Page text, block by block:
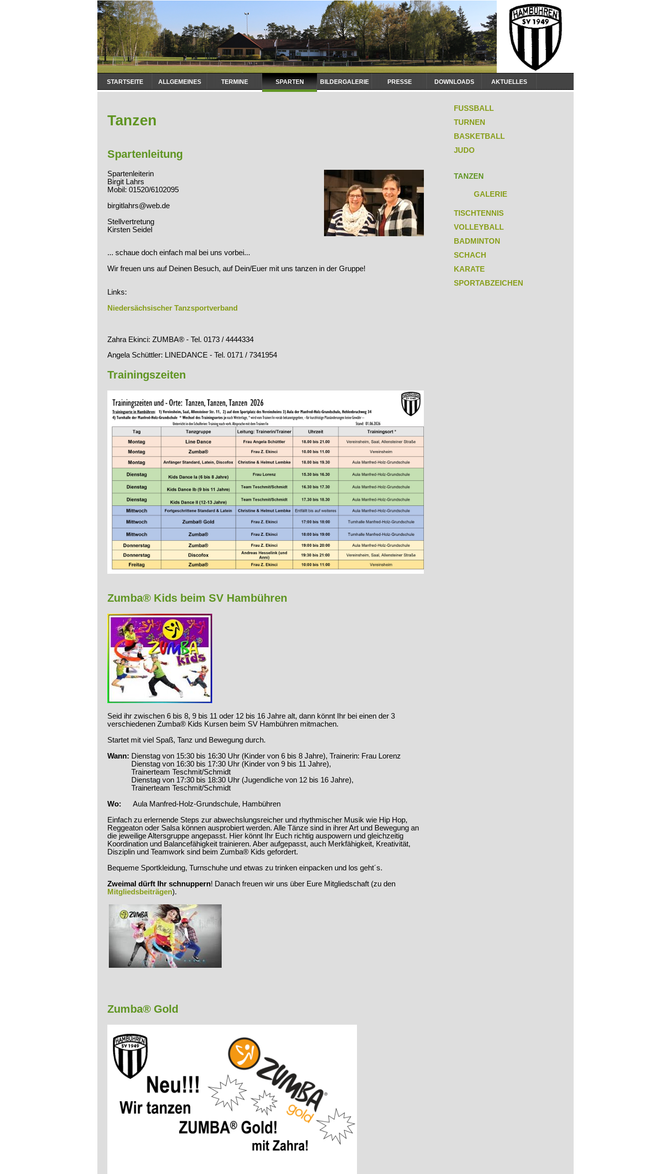
Navigation
überspringen
STARTSEITE ALLGEMEINES TERMINE SPARTEN BILDERGALERIE PRESSE DOWNLOADS AKTUELLES
Tanzen
Spartenleitung
Spartenleiterin
Birgit Lahrs
Mobil: 01520/6102095
birgitlahrs@web.de
Stellvertretung
Kirsten Seidel
... schaue doch einfach mal bei uns vorbei...
Wir freuen uns auf Deinen Besuch, auf Dein/Euer mit uns tanzen in der Gruppe!
Links:
Niedersächsischer Tanzsportverband
Zahra Ekinci: ZUMBA® - Tel. 0173 / 4444334
Angela Schüttler: LINEDANCE - Tel. 0171 / 7341954
Trainingszeiten
Zumba® Kids beim SV Hambühren
Seid ihr zwischen 6 bis 8, 9 bis 11 oder 12 bis 16 Jahre alt, dann könnt Ihr bei einen der 3
verschiedenen Zumba® Kids Kursen beim SV Hambühren mitmachen.
Startet mit viel Spaß, Tanz und Bewegung durch.
Wann: Dienstag von 15:30 bis 16:30 Uhr (Kinder von 6 bis 8 Jahre), Trainerin: Frau Lorenz
Dienstag von 16:30 bis 17:30 Uhr (Kinder von 9 bis 11 Jahre),
Trainerteam Teschmit/Schmidt
Dienstag von 17:30 bis 18:30 Uhr (Jugendliche von 12 bis 16 Jahre),
Trainerteam Teschmit/Schmidt
Wo:
Aula Manfred-Holz-Grundschule, Hambühren
Einfach zu erlernende Steps zur abwechslungsreicher und rhythmischer Musik wie Hip Hop,
Reggeaton oder Salsa können ausprobiert werden. Alle Tänze sind in ihrer Art und Bewegung an
die jeweilige Altersgruppe angepasst. Hier könnt Ihr Euch richtig auspowern und gleichzeitig
Koordination und Balancefähigkeit trainieren. Aber aufgepasst, auch Merkfähigkeit, Kreativität,
Disziplin und Teamwork sind beim Zumba® Kids gefordert.
Bequeme Sportkleidung, Turnschuhe und etwas zu trinken einpacken und los geht´s.
Zweimal dürft Ihr schnuppern! Danach freuen wir uns über Eure Mitgliedschaft (zu den
Mitgliedsbeiträgen).
Zumba® Gold
FUSSBALL
TURNEN
BASKETBALL
JUDO
TANZEN
GALERIE
TISCHTENNIS
VOLLEYBALL
BADMINTON
SCHACH
KARATE
SPORTABZEICHEN